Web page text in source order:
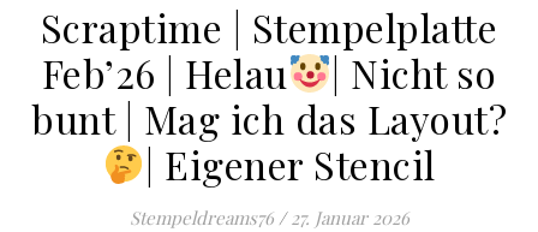
Scraptime | Stempelplatte
Feb’26 | Helau
​| Nicht so
bunt | Mag ich das Layout?
​| Eigener Stencil
Stempeldreams76 / 27. Januar 2026